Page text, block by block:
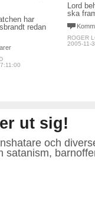
har
redan
Lord
ska
ROGER
2005-11-
ut sig!
och
satanism,